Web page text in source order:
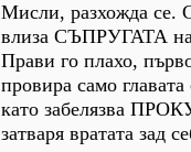
Мисли, разхожда се.
влиза СЪПРУГАТА
Прави го плахо,
провира само
като забелязва
затваря вратата зад